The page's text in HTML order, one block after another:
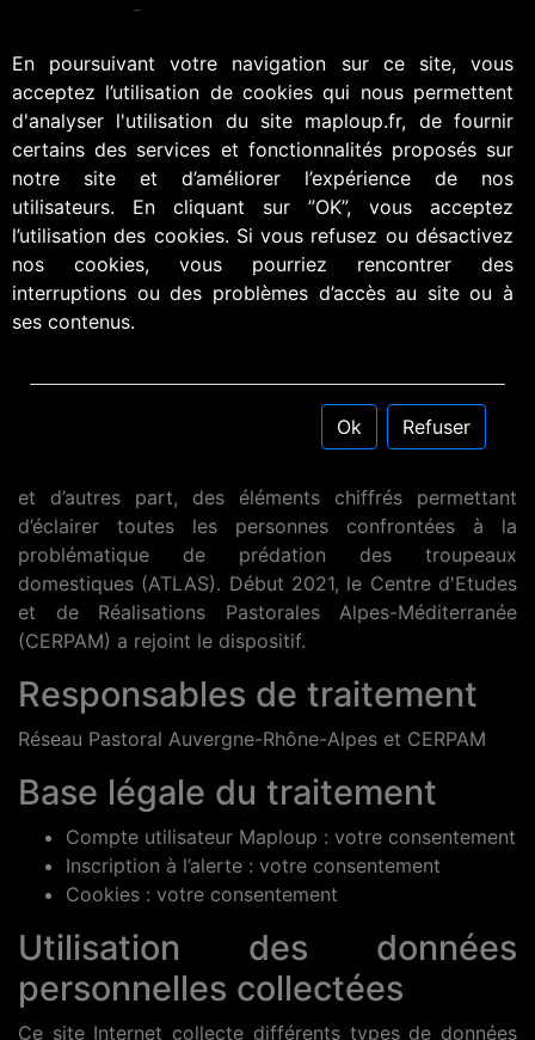
En poursuivant votre navigation sur ce site, vous
acceptez l’utilisation de cookies qui nous permettent
d'analyser l'utilisation du site maploup.fr, de fournir
certains des services et fonctionnalités proposés sur
notre site et d’améliorer l’expérience de nos
utilisateurs. En cliquant sur ”OK”, vous acceptez
l’utilisation des cookies. Si vous refusez ou désactivez
nos cookies, vous pourriez rencontrer des
interruptions ou des problèmes d’accès au site ou à
ses contenus.
Ok Refuser
Politique de confidentialité
Finalité
La prédation par le loup sur les troupeaux s’intensifie
ce contexte, en 2019, le Réseau Pastoral Auvergne-
Rhône-Alpes a souhaité créer un outil pour fournir aux
éleveurs et aux élus, d’une part, des informations en
et d’autres part, des éléments chiffrés permettant
d’éclairer toutes les personnes confrontées à la
problématique de prédation des troupeaux
domestiques (ATLAS). Début 2021, le Centre d'Etudes
et de Réalisations Pastorales Alpes-Méditerranée
(CERPAM) a rejoint le dispositif.
Responsables de traitement
Réseau Pastoral Auvergne-Rhône-Alpes et CERPAM
Base légale du traitement
Compte utilisateur Maploup : votre consentement
Inscription à l’alerte : votre consentement
Cookies : votre consentement
Utilisation des données
personnelles collectées
Ce site Internet collecte différents types de données